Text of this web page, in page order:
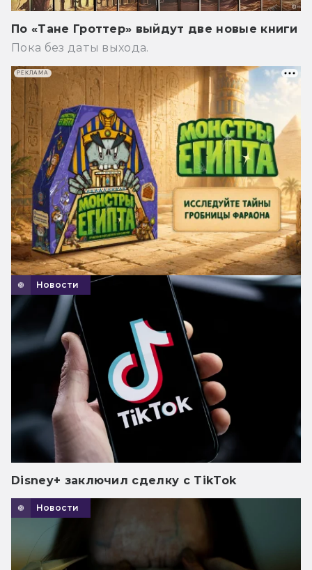
По «Тане Гроттер» выйдут две новые книги
Пока без даты выхода.
Новости
Disney+ заключил сделку с TikTok
Новости
РЕКЛАМА